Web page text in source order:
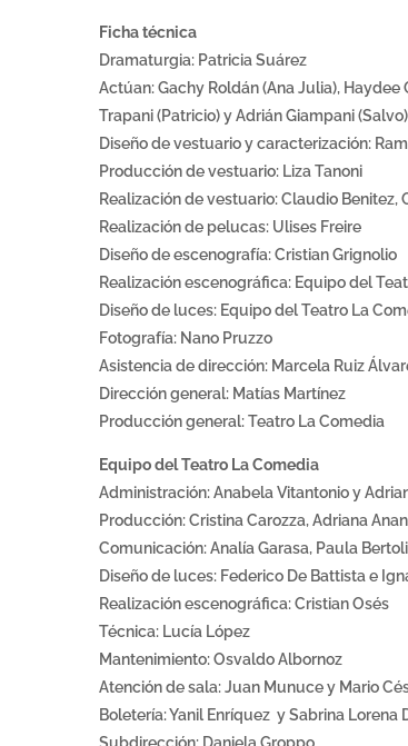
Ficha técnica
Dramaturgia: Patricia Suárez
Actúan: Gachy Roldán (Ana Julia),
Trapani (Patricio) y Adrián Giampani (Salvo)
Diseño de vestuario y caracterización:
Producción de vestuario: Liza Tanoni
Realización de vestuario: Claudio Benitez,
Realización de pelucas: Ulises Freire
Diseño de escenografía: Cristian Grignolio
Realización escenográfica: Equipo del
Diseño de luces: Equipo del Teatro La
Fotografía: Nano Pruzzo
Asistencia de dirección: Marcela Ruiz
Dirección general: Matías Martínez
Producción general: Teatro La Comedia
Equipo del Teatro La Comedia
Administración: Anabela Vitantonio y
Producción: Cristina Carozza, Adriana
Comunicación: Analía Garasa, Paula
Diseño de luces: Federico De Battista e
Realización escenográfica: Cristian Osés
Técnica: Lucía López
Mantenimiento: Osvaldo Albornoz
Atención de sala: Juan Munuce y Mario
Boletería: Yanil Enríquez y Sabrina Lorena